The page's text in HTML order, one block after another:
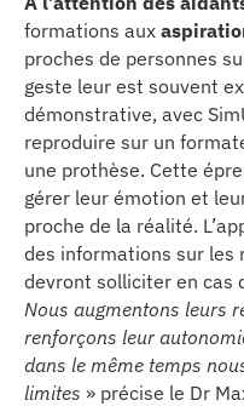
formations aux
proches de personnes
geste leur est souvent
démonstrative, avec
reproduire sur un
une prothèse. Cette
gérer leur émotion et
proche de la réalité.
des informations sur les
devront solliciter en cas
Nous augmentons leurs
renforçons leur
dans le même temps
limites » précise le Dr